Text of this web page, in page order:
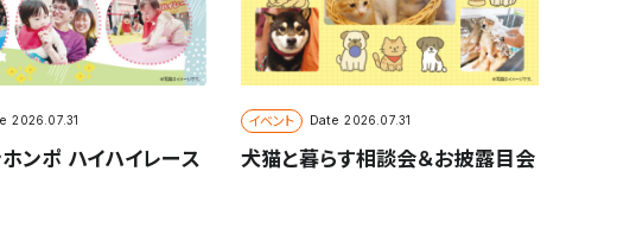
2026.07.31
ンポ ハイハイレース
イベント Date 2026.07.31
犬猫と暮らす相談会＆お披露目会